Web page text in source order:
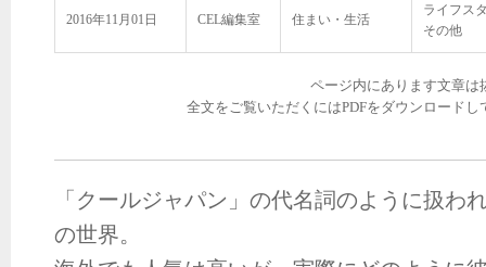
2016年11月01日 CEL編集室 住まい・生活
ライフス
その他
ページ内にあります文章は
全文をご覧いただくにはPDFをダウンロードし
「クールジャパン」の代名詞のように扱わ
の世界。